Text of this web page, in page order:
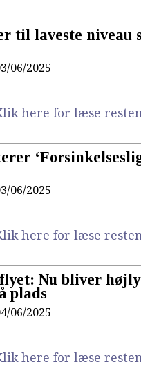
til laveste niveau
06/2025
here for læse
06/2025
here for læse
Nu bliver
plads
06/2025
here for læse